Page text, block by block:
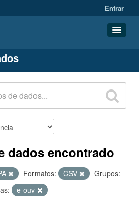
Entrar
dados encontrado
Formatos: CSV
Grupos:
e-ouv